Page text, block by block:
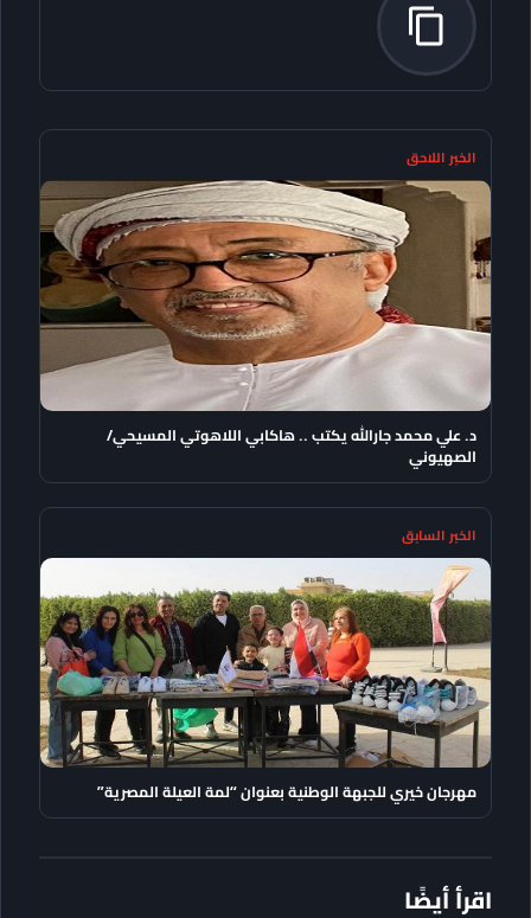
الخبر اللاحق
د. علي محمد جارالله يكتب .. هاكابي اللاهوتي المسيحي/
الصهيوني
الخبر السابق
مهرجان خيري للجبهة الوطنية بعنوان “لمة العيلة المصرية”
اقرأ أيضًا